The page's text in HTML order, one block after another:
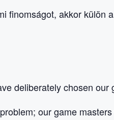
finomságot, akkor külön
deliberately chosen
our game